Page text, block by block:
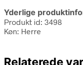
Yderlige
Produkt id: 3498
Køn: Herre
Relaterede